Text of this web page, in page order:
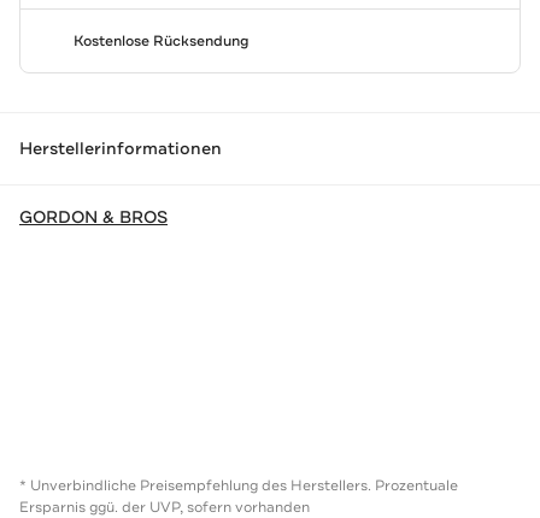
Kostenlose Rücksendung
Herstellerinformationen
GORDON & BROS
* Unverbindliche Preisempfehlung des Herstellers. Prozentuale
Ersparnis ggü. der UVP, sofern vorhanden